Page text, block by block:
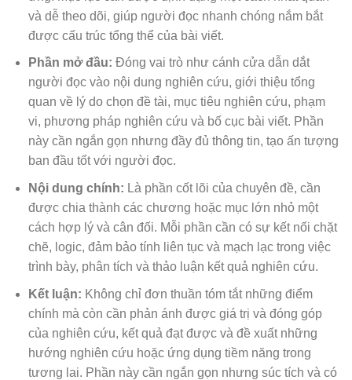
và dễ theo dõi, giúp người đọc nhanh chóng nắm bắt
được cấu trúc tổng thể của bài viết.
Phần mở đầu: Đóng vai trò như cánh cửa dẫn dắt
người đọc vào nội dung nghiên cứu, giới thiệu tổng
quan về lý do chọn đề tài, mục tiêu nghiên cứu, phạm
vi, phương pháp nghiên cứu và bố cục bài viết. Phần
này cần ngắn gọn nhưng đầy đủ thông tin, tạo ấn tượng
ban đầu tốt với người đọc.
Nội dung chính: Là phần cốt lõi của chuyên đề, cần
được chia thành các chương hoặc mục lớn nhỏ một
cách hợp lý và cân đối. Mỗi phần cần có sự kết nối chặt
chẽ, logic, đảm bảo tính liên tục và mạch lạc trong việc
trình bày, phân tích và thảo luận kết quả nghiên cứu.
Kết luận: Không chỉ đơn thuần tóm tắt những điểm
chính mà còn cần phản ánh được giá trị và đóng góp
của nghiên cứu, kết quả đạt được và đề xuất những
hướng nghiên cứu hoặc ứng dụng tiềm năng trong
tương lai. Phần này cần ngắn gọn nhưng súc tích và có